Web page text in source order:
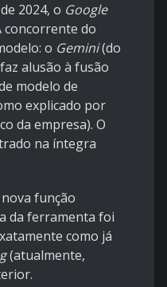
2024, o Google
concorrente do
o Gemini(do
alusão à fusão
modelo de
explicado por
da empresa). O
na íntegra
função
da ferramenta foi
como já
(atualmente,